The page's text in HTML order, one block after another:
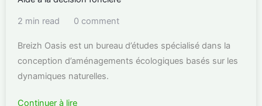
2 min read 0 comment
Breizh Oasis est un bureau d’études spécialisé dans la
conception d’aménagements écologiques basés sur les
dynamiques naturelles.
Continuer à lire